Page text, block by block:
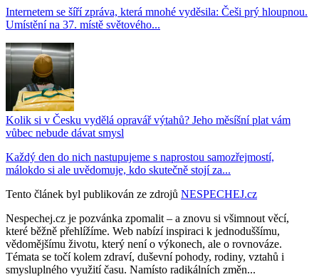
Internetem se šíří zpráva, která mnohé vyděsila: Češi prý hloupnou.
Umístění na 37. místě světového...
Kolik si v Česku vydělá opravář výtahů? Jeho měsíšní plat vám
vůbec nebude dávat smysl
Každý den do nich nastupujeme s naprostou samozřejmostí,
málokdo si ale uvědomuje, kdo skutečně stojí za...
Tento článek byl publikován ze zdrojů NESPECHEJ.cz
Nespechej.cz je pozvánka zpomalit – a znovu si všimnout věcí,
které běžně přehlížíme. Web nabízí inspiraci k jednoduššímu,
vědomějšímu životu, který není o výkonech, ale o rovnováze.
Témata se točí kolem zdraví, duševní pohody, rodiny, vztahů i
smysluplného využití času. Namísto radikálních změn...